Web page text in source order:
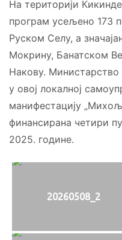
На територији
програм усељено 173
Руском Селу, а
Мокрину, Банатском
Накову. Министарство
у овој локалној
манифестацију
финансирана четири
2025. године.
20260508_2